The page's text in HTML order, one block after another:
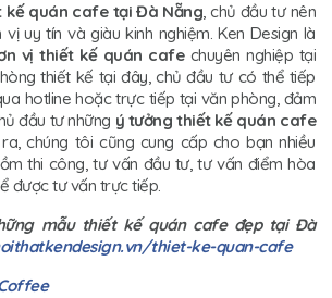
kế quán cafe tại Đà Nẵng, chủ đầu tư nên
uy tín và giàu kinh nghiệm. Ken Design là
vị thiết kế quán cafe chuyên nghiệp tại
thiết kế tại đây, chủ đầu tư có thể tiếp
hotline hoặc trực tiếp tại văn phòng, đảm
đầu tư những ý tưởng thiết kế quán cafe
chúng tôi cũng cung cấp cho bạn nhiều
thi công, tư vấn đầu tư, tư vấn điểm hòa
được tư vấn trực tiếp.
mẫu thiết kế quán cafe đẹp tại Đà
thiet-ke-quan-cafe